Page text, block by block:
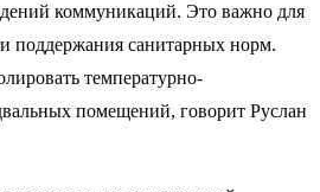
коммуникаций. Это важно для
поддержания санитарных норм.
температурно-
помещений, говорит Руслан